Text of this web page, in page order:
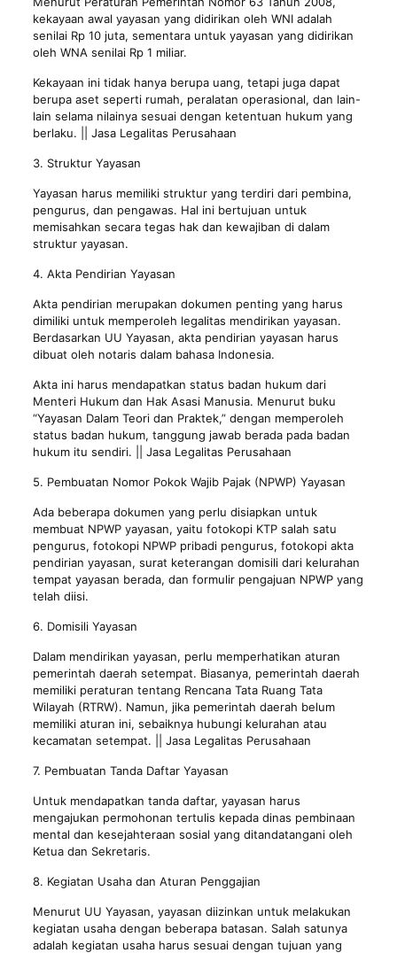
kekayaan awal yayasan yang didirikan oleh WNI adalah
senilai Rp 10 juta, sementara untuk yayasan yang didirikan
oleh WNA senilai Rp 1 miliar.
Kekayaan ini tidak hanya berupa uang, tetapi juga dapat
berupa aset seperti rumah, peralatan operasional, dan lain-
lain selama nilainya sesuai dengan ketentuan hukum yang
berlaku. || Jasa Legalitas Perusahaan
3. Struktur Yayasan
Yayasan harus memiliki struktur yang terdiri dari pembina,
pengurus, dan pengawas. Hal ini bertujuan untuk
memisahkan secara tegas hak dan kewajiban di dalam
struktur yayasan.
4. Akta Pendirian Yayasan
Akta pendirian merupakan dokumen penting yang harus
dimiliki untuk memperoleh legalitas mendirikan yayasan.
Berdasarkan UU Yayasan, akta pendirian yayasan harus
dibuat oleh notaris dalam bahasa Indonesia.
Akta ini harus mendapatkan status badan hukum dari
Menteri Hukum dan Hak Asasi Manusia. Menurut buku
“Yayasan Dalam Teori dan Praktek,” dengan memperoleh
status badan hukum, tanggung jawab berada pada badan
hukum itu sendiri. || Jasa Legalitas Perusahaan
5. Pembuatan Nomor Pokok Wajib Pajak (NPWP) Yayasan
Ada beberapa dokumen yang perlu disiapkan untuk
membuat NPWP yayasan, yaitu fotokopi KTP salah satu
pengurus, fotokopi NPWP pribadi pengurus, fotokopi akta
pendirian yayasan, surat keterangan domisili dari kelurahan
tempat yayasan berada, dan formulir pengajuan NPWP yang
telah diisi.
6. Domisili Yayasan
Dalam mendirikan yayasan, perlu memperhatikan aturan
pemerintah daerah setempat. Biasanya, pemerintah daerah
memiliki peraturan tentang Rencana Tata Ruang Tata
Wilayah (RTRW). Namun, jika pemerintah daerah belum
memiliki aturan ini, sebaiknya hubungi kelurahan atau
kecamatan setempat. || Jasa Legalitas Perusahaan
7. Pembuatan Tanda Daftar Yayasan
Untuk mendapatkan tanda daftar, yayasan harus
mengajukan permohonan tertulis kepada dinas pembinaan
mental dan kesejahteraan sosial yang ditandatangani oleh
Ketua dan Sekretaris.
8. Kegiatan Usaha dan Aturan Penggajian
Menurut UU Yayasan, yayasan diizinkan untuk melakukan
kegiatan usaha dengan beberapa batasan. Salah satunya
adalah kegiatan usaha harus sesuai dengan tujuan yang